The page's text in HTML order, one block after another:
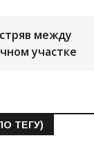
между
участке
ТЕГУ)